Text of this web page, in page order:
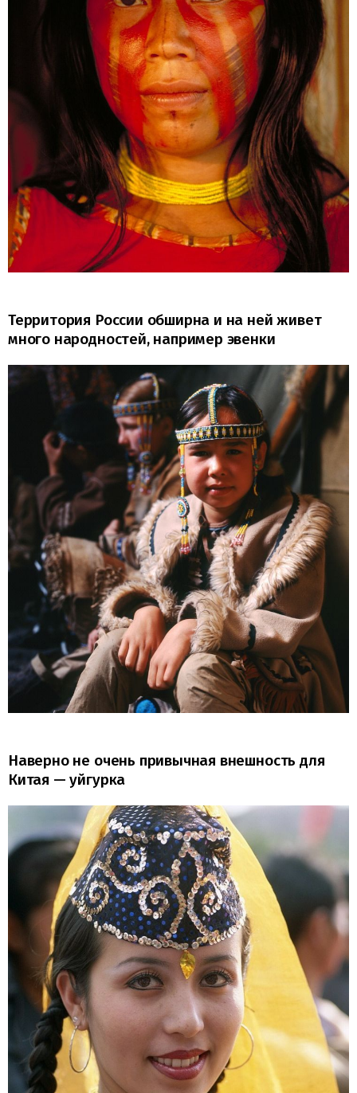
Территория России обширна и на ней живет
много народностей, например эвенки
Наверно не очень привычная внешность для
Китая — уйгурка